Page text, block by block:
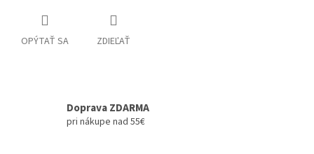
OPÝTAŤ SA ZDIEĽAŤ
Doprava ZDARMA
pri nákupe nad 55€